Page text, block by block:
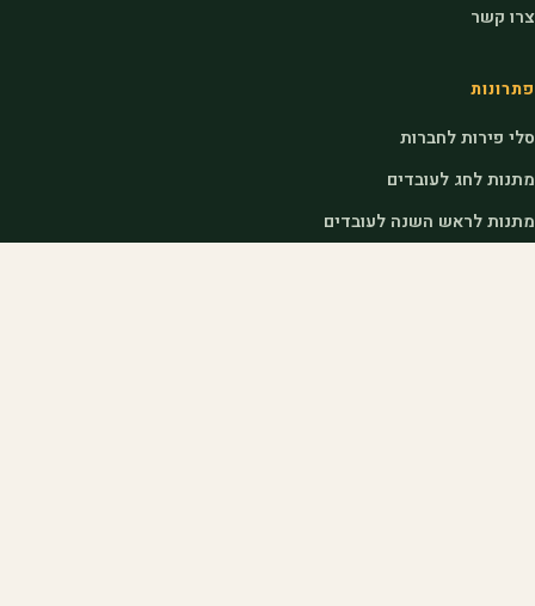
צרו קשר
פתרונות
סלי פירות לחברות
מתנות לחג לעובדים
מתנות לראש השנה לעובדים